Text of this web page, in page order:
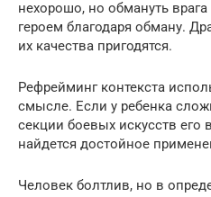
нехорошо, но обмануть
героем благодаря обману.
их качества пригодятся.
Рефрейминг контекста
смысле. Если у ребенка
секции боевых искусств его
найдется достойное
Человек болтлив, но в